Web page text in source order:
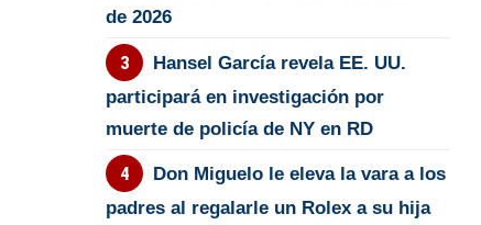
de 2026
Hansel García revela EE. UU.
participará en investigación por
muerte de policía de NY en RD
Don Miguelo le eleva la vara a los
padres al regalarle un Rolex a su hija